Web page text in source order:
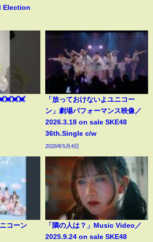
Election
「放っておけないよユニコー
ン」劇場パフォーマンス映像／
2026.3.18 on sale SKE48
36th.Single c/w
2026年5月4日
コーン
「隣の人は？」Music Video／
2025.9.24 on sale SKE48